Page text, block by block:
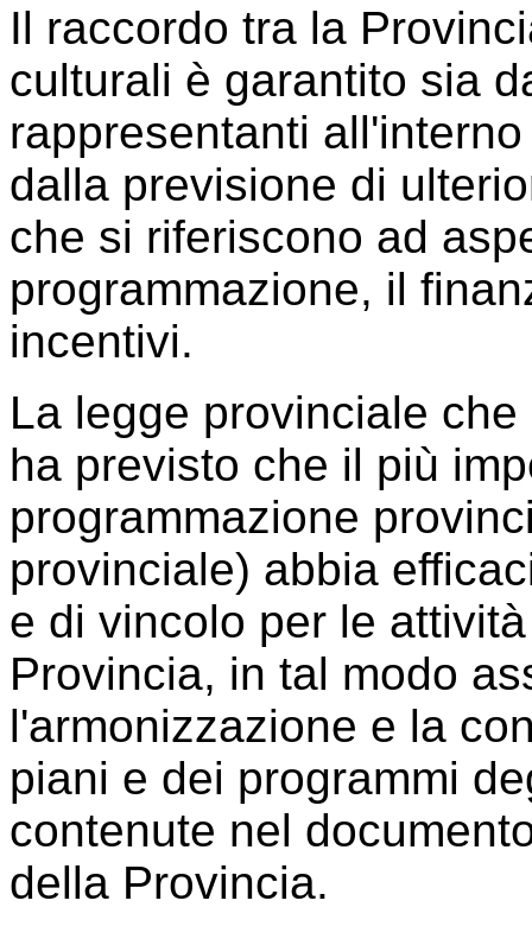
Il raccordo tra la
culturali è garantito sia
rappresentanti
dalla previsione di
che si riferiscono ad
programmazione, il
incentivi.
La legge provinciale
ha previsto che il più
programmazione
provinciale) abbia
e di vincolo per le
Provincia, in tal modo
l'armonizzazione e la
piani e dei programmi
contenute nel
della Provincia.